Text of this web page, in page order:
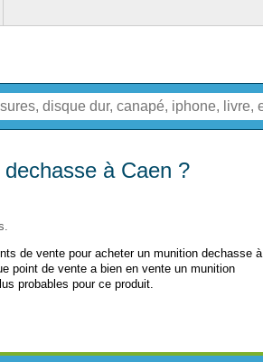
à Caen ?
de vente pour acheter un munition dechasse à
point de vente a bien en vente un munition
probables pour ce produit.